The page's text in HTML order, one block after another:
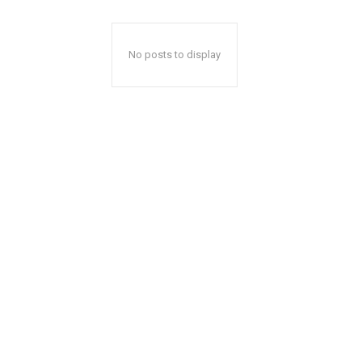
No posts to display